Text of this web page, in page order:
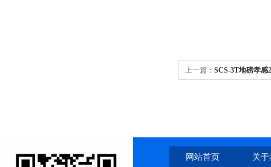
上一篇： SCS-3T地磅孝感
网站首页 关